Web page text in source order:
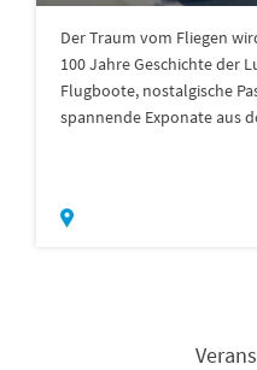
Der Traum vom Fliegen
100 Jahre Geschichte der
Flugboote, nostalgische
spannende Exponate aus